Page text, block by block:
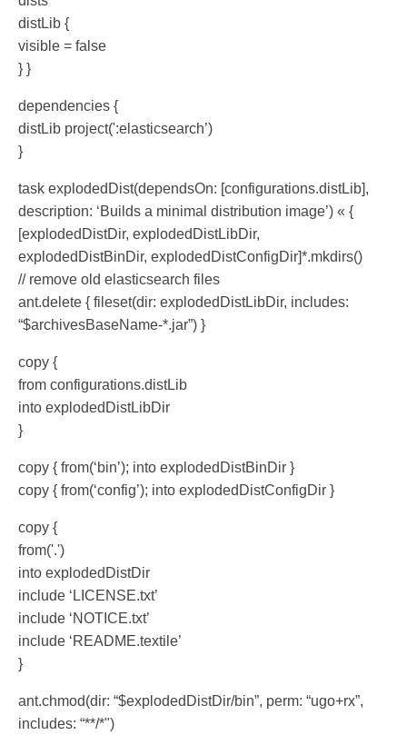
distLib {
visible = false
} }
dependencies {
distLib project(':elasticsearch’)
}
task explodedDist(dependsOn: [configurations.distLib],
description: ‘Builds a minimal distribution image’) « {
[explodedDistDir, explodedDistLibDir,
explodedDistBinDir, explodedDistConfigDir]*.mkdirs()
// remove old elasticsearch files
ant.delete { fileset(dir: explodedDistLibDir, includes:
“$archivesBaseName-*.jar”) }
copy {
from configurations.distLib
into explodedDistLibDir
}
copy { from(‘bin’); into explodedDistBinDir }
copy { from(‘config’); into explodedDistConfigDir }
copy {
from('.')
into explodedDistDir
include ‘LICENSE.txt’
include ‘NOTICE.txt’
include ‘README.textile’
}
ant.chmod(dir: “$explodedDistDir/bin”, perm: “ugo+rx”,
includes: “**/*")